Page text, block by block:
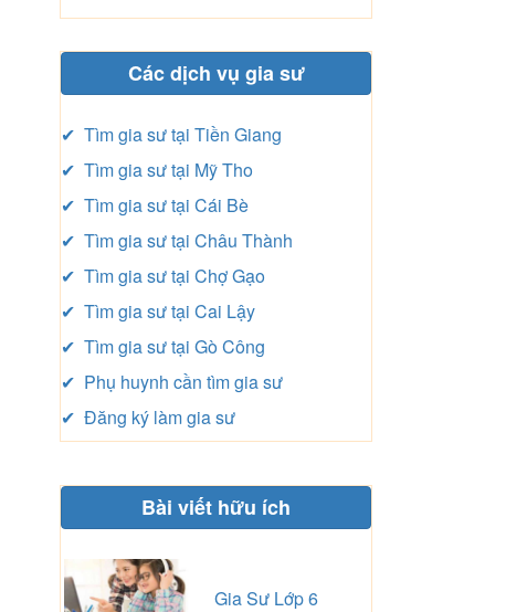
Các dịch vụ gia sư
✔ Tìm gia sư tại Tiền Giang
✔ Tìm gia sư tại Mỹ Tho
✔ Tìm gia sư tại Cái Bè
✔ Tìm gia sư tại Châu Thành
✔ Tìm gia sư tại Chợ Gạo
✔ Tìm gia sư tại Cai Lậy
✔ Tìm gia sư tại Gò Công
✔ Phụ huynh cần tìm gia sư
✔ Đăng ký làm gia sư
Bài viết hữu ích
Gia Sư Lớp 6